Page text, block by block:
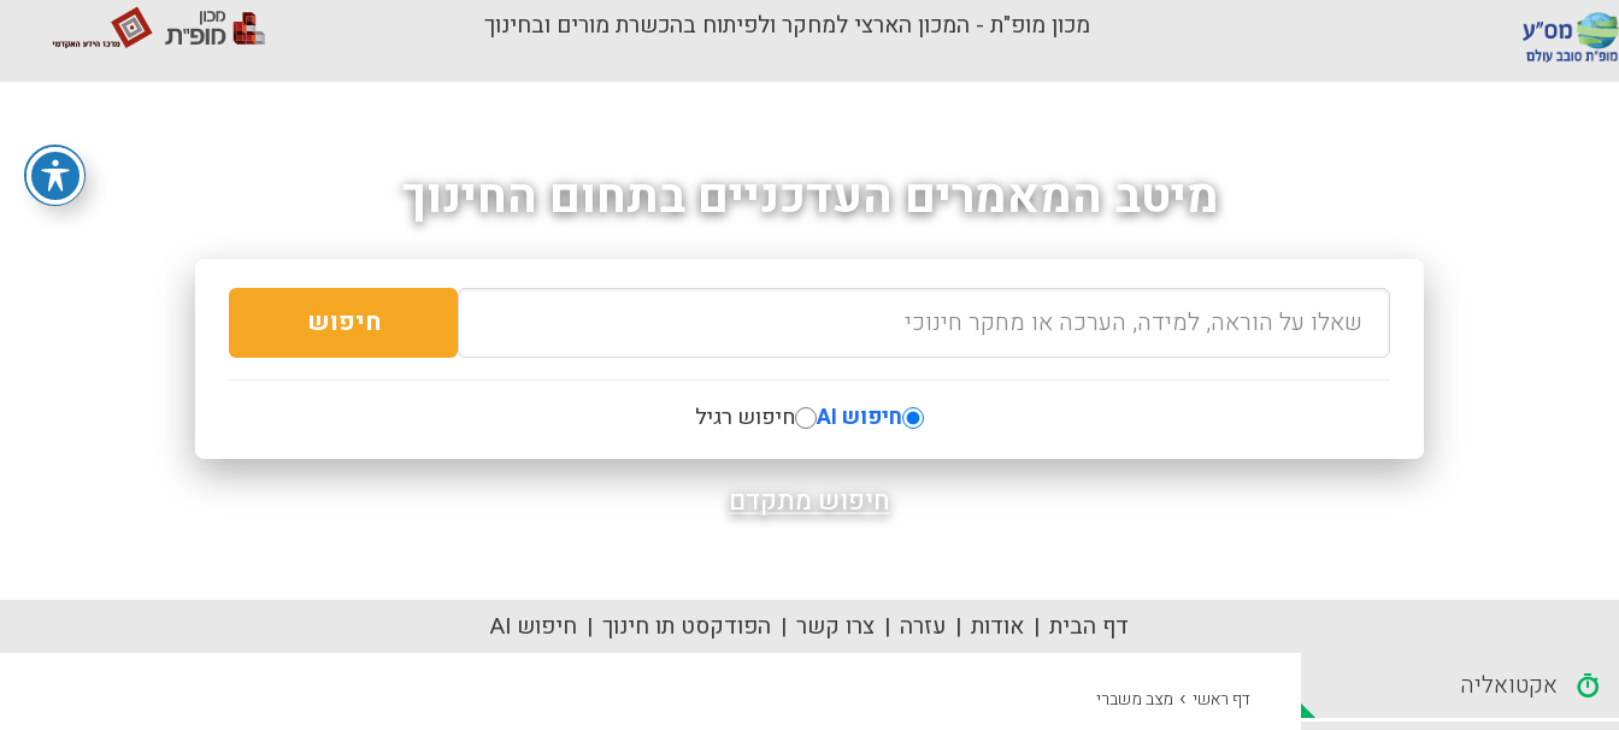
מכון מופ"ת - המכון הארצי למחקר ולפיתוח בהכשרת מורים ובחינוך
מיטב המאמרים העדכניים בתחום החינוך
חיפוש
חיפוש AI חיפוש רגיל
חיפוש מתקדם
דף הבית אודות עזרה צרו קשר הפודקסט תו חינוך חיפוש AI
דף ראשי › מצב משברי אקטואליה